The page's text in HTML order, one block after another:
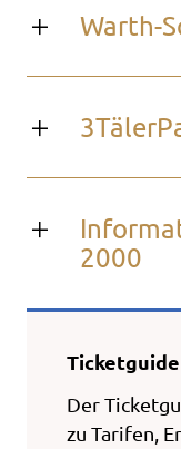
Warth-
2000
Ticketguide
Der
zu Tarifen,